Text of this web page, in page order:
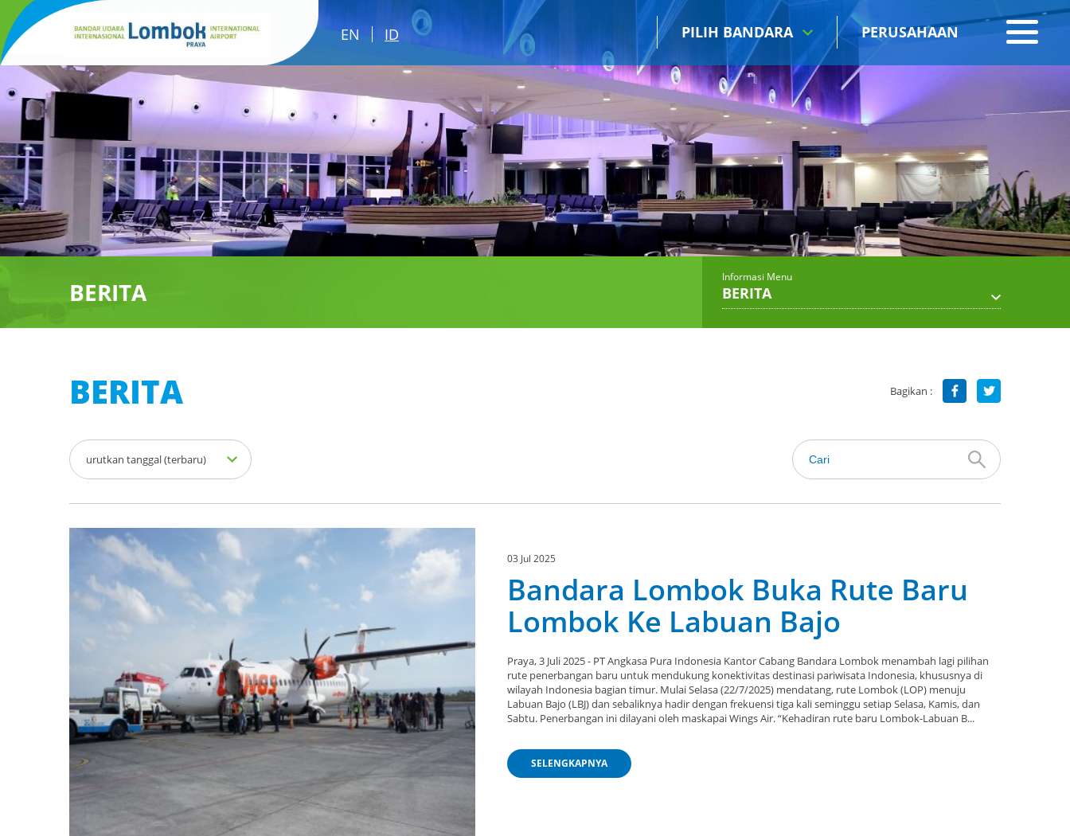
EN ID PILIH BANDARA PERUSAHAAN
BERITA
Informasi Menu
BERITA
BERITA Bagikan :
urutkan tanggal (terbaru)
03 Jul 2025
Bandara Lombok Buka Rute Baru
Lombok Ke Labuan Bajo
Praya, 3 Juli 2025 - PT Angkasa Pura Indonesia Kantor Cabang Bandara Lombok menambah lagi pilihan
rute penerbangan baru untuk mendukung konektivitas destinasi pariwisata Indonesia, khususnya di
wilayah Indonesia bagian timur. Mulai Selasa (22/7/2025) mendatang, rute Lombok (LOP) menuju
Labuan Bajo (LBJ) dan sebaliknya hadir dengan frekuensi tiga kali seminggu setiap Selasa, Kamis, dan
Sabtu. Penerbangan ini dilayani oleh maskapai Wings Air. “Kehadiran rute baru Lombok-Labuan B...
SELENGKAPNYA